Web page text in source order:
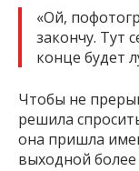
«Ой,
закончу. Тут
конце будет
Чтобы не
решила
она пришла
выходной